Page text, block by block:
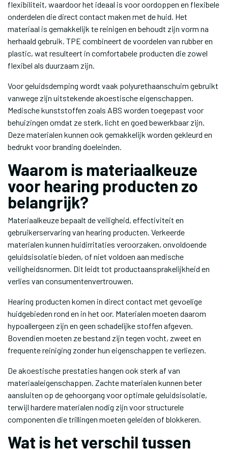
flexibiliteit, waardoor het ideaal is voor oordoppen en flexibele
onderdelen die direct contact maken met de huid. Het
materiaal is gemakkelijk te reinigen en behoudt zijn vorm na
herhaald gebruik. TPE combineert de voordelen van rubber en
plastic, wat resulteert in comfortabele producten die zowel
flexibel als duurzaam zijn.
Voor geluidsdemping wordt vaak polyurethaanschuim gebruikt
vanwege zijn uitstekende akoestische eigenschappen.
Medische kunststoffen zoals ABS worden toegepast voor
behuizingen omdat ze sterk, licht en goed bewerkbaar zijn.
Deze materialen kunnen ook gemakkelijk worden gekleurd en
bedrukt voor branding doeleinden.
Waarom is materiaalkeuze
voor hearing producten zo
belangrijk?
Materiaalkeuze bepaalt de veiligheid, effectiviteit en
gebruikerservaring van hearing producten. Verkeerde
materialen kunnen huidirritaties veroorzaken, onvoldoende
geluidsisolatie bieden, of niet voldoen aan medische
veiligheidsnormen. Dit leidt tot productaansprakelijkheid en
verlies van consumentenvertrouwen.
Hearing producten komen in direct contact met gevoelige
huidgebieden rond en in het oor. Materialen moeten daarom
hypoallergeen zijn en geen schadelijke stoffen afgeven.
Bovendien moeten ze bestand zijn tegen vocht, zweet en
frequente reiniging zonder hun eigenschappen te verliezen.
De akoestische prestaties hangen ook sterk af van
materiaaleigenschappen. Zachte materialen kunnen beter
aansluiten op de gehoorgang voor optimale geluidsisolatie,
terwijl hardere materialen nodig zijn voor structurele
componenten die trillingen moeten geleiden of blokkeren.
Wat is het verschil tussen